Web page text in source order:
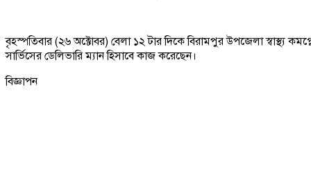
বৃহস্পতিবার (২৬ অক্টোবর) বেলা ১২ টার দিকে বিরামপুর উপজেলা স্বাস্থ্য
সার্ভিসের ডেলিভারি ম্যান হিসাবে কাজ করেছেন।
বিজ্ঞাপন